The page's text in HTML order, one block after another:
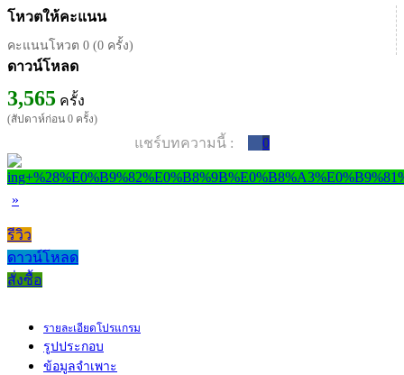
โหวตให้คะแนน
คะแนนโหวต 0 (0 ครั้ง)
ดาวน์โหลด
3,565 ครั้ง
(สัปดาห์ก่อน 0 ครั้ง)
แชร์บทความนี้ : 0
»
รีวิว
ดาวน์โหลด
สั่งซื้อ
รายละเอียดโปรแกรม
รูปประกอบ
ข้อมูลจำเพาะ